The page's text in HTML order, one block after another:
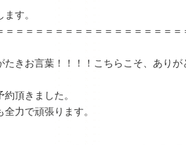
す。
＝＝＝＝＝＝＝＝＝＝＝＝＝＝＝＝＝
たきお言葉！！！！こちらこそ、ありが
頂きました。
力で頑張ります。